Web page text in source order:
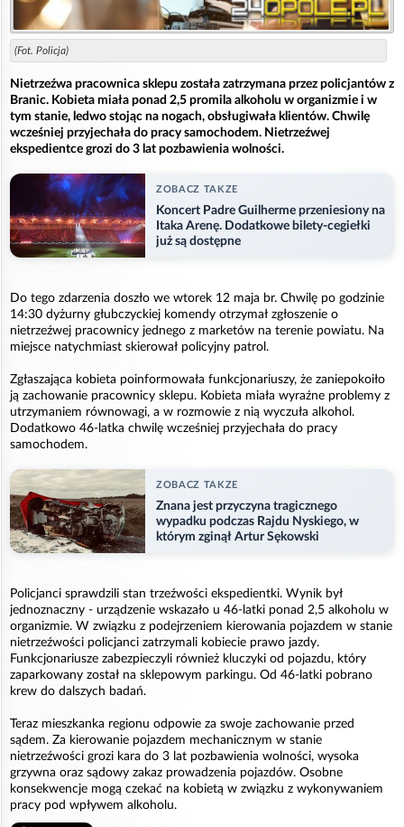
(Fot. Policja)
Nietrzeźwa pracownica sklepu została zatrzymana przez policjantów z
Branic. Kobieta miała ponad 2,5 promila alkoholu w organizmie i w
tym stanie, ledwo stojąc na nogach, obsługiwała klientów. Chwilę
wcześniej przyjechała do pracy samochodem. Nietrzeźwej
ekspedientce grozi do 3 lat pozbawienia wolności.
ZOBACZ TAKZE
Koncert Padre Guilherme przeniesiony na
Itaka Arenę. Dodatkowe bilety-cegiełki
już są dostępne
Do tego zdarzenia doszło we wtorek 12 maja br. Chwilę po godzinie
14:30 dyżurny głubczyckiej komendy otrzymał zgłoszenie o
nietrzeźwej pracownicy jednego z marketów na terenie powiatu. Na
miejsce natychmiast skierował policyjny patrol.
Zgłaszająca kobieta poinformowała funkcjonariuszy, że zaniepokoiło
ją zachowanie pracownicy sklepu. Kobieta miała wyraźne problemy z
utrzymaniem równowagi, a w rozmowie z nią wyczuła alkohol.
Dodatkowo 46-latka chwilę wcześniej przyjechała do pracy
samochodem.
ZOBACZ TAKZE
Znana jest przyczyna tragicznego
wypadku podczas Rajdu Nyskiego, w
którym zginął Artur Sękowski
Policjanci sprawdzili stan trzeźwości ekspedientki. Wynik był
jednoznaczny - urządzenie wskazało u 46-latki ponad 2,5 alkoholu w
organizmie. W związku z podejrzeniem kierowania pojazdem w stanie
nietrzeźwości policjanci zatrzymali kobiecie prawo jazdy.
Funkcjonariusze zabezpieczyli również kluczyki od pojazdu, który
zaparkowany został na sklepowym parkingu. Od 46-latki pobrano
krew do dalszych badań.
Teraz mieszkanka regionu odpowie za swoje zachowanie przed
sądem. Za kierowanie pojazdem mechanicznym w stanie
nietrzeźwości grozi kara do 3 lat pozbawienia wolności, wysoka
grzywna oraz sądowy zakaz prowadzenia pojazdów. Osobne
konsekwencje mogą czekać na kobietą w związku z wykonywaniem
pracy pod wpływem alkoholu.